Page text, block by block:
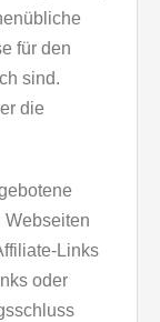
für den
sind.
die
Webseiten
Links
oder